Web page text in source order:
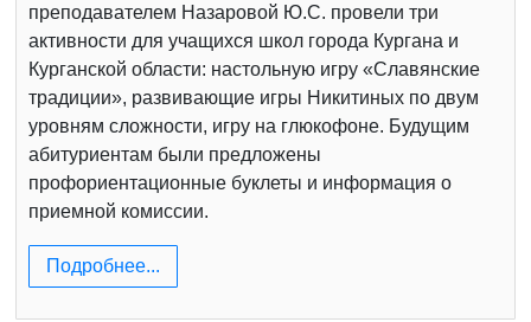
преподавателем Назаровой Ю.С. провели три
активности для учащихся школ города Кургана и
Курганской области: настольную игру «Славянские
традиции», развивающие игры Никитиных по двум
уровням сложности, игру на глюкофоне. Будущим
абитуриентам были предложены
профориентационные буклеты и информация о
приемной комиссии.
Подробнее...